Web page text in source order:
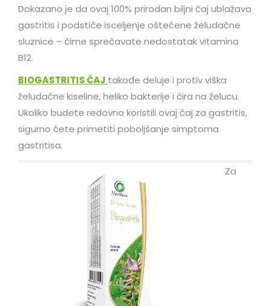
Dokazano je da ovaj 100% prirodan biljni čaj ublažava
gastritis i podstiče isceljenje oštećene želudačne
sluznice – čime sprečavate nedostatak vitamina
B12.
BIOGASTRITIS ČAJ takođe deluje i protiv viška
želudačne kiseline, heliko bakterije i čira na želucu.
Ukoliko budete redovno koristili ovaj čaj za gastritis,
sigurno ćete primetiti poboljšanje simptoma
gastritisa.
Za